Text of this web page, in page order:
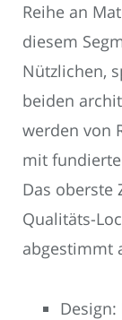
Reihe an
diesem
Nützlichen,
beiden
werden von
mit
Das oberste
Qualitäts-
abgestimmt